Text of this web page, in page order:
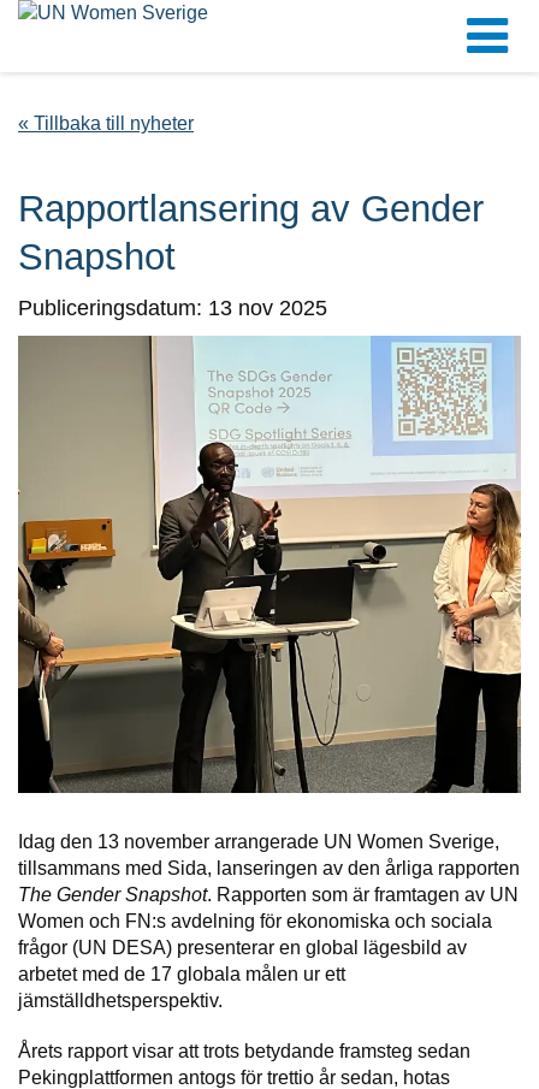
« Tillbaka till nyheter
Rapportlansering av Gender
Snapshot
Publiceringsdatum: 13 nov 2025
Idag den 13 november arrangerade UN Women Sverige,
tillsammans med Sida, lanseringen av den årliga rapporten
The Gender Snapshot. Rapporten som är framtagen av UN
Women och FN:s avdelning för ekonomiska och sociala
frågor (UN DESA) presenterar en global lägesbild av
arbetet med de 17 globala målen ur ett
jämställdhetsperspektiv.
Årets rapport visar att trots betydande framsteg sedan
Pekingplattformen antogs för trettio år sedan, hotas